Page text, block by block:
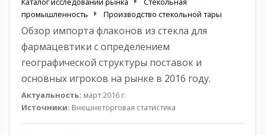
промышленность
Производство стекольной тары
Обзор импорта флаконов из стекла для
фармацевтики с определением
географической структуры поставок и
основных игроков на рынке в 2016 году.
Актуальность: март 2016 г.
Источники: Внешнеторговая статистика